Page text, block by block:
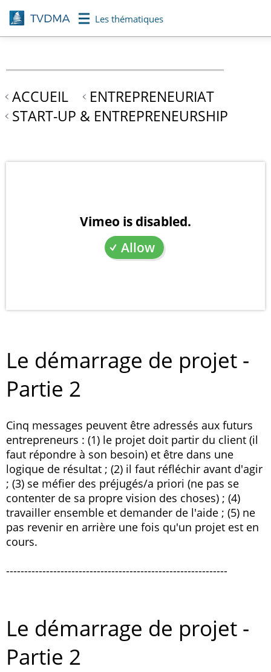
Aller
au
contenu
Les thématiques
ACCUEIL
ENTREPRENEURIAT
START-UP & ENTREPRENEURSHIP
Vimeo is disabled.
Allow
Le démarrage de projet -
Partie 2
Cinq messages peuvent être adressés aux futurs
entrepreneurs : (1) le projet doit partir du client (il
faut répondre à son besoin) et être dans une
logique de résultat ; (2) il faut réfléchir avant d'agir
; (3) se méfier des préjugés/a priori (ne pas se
contenter de sa propre vision des choses) ; (4)
travailler ensemble et demander de l'aide ; (5) ne
pas revenir en arrière une fois qu'un projet est en
cours.
-------------------------------------------------------------
Le démarrage de projet -
Partie 2